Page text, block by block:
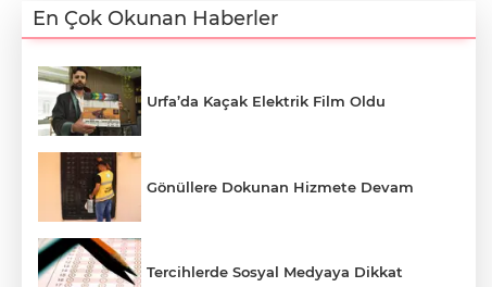
En Çok Okunan Haberler
Urfa’da Kaçak Elektrik Film Oldu
Gönüllere Dokunan Hizmete Devam
Tercihlerde Sosyal Medyaya Dikkat